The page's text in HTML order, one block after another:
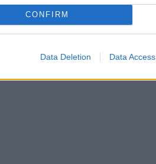
CONFIRM
Data Deletion Data Access